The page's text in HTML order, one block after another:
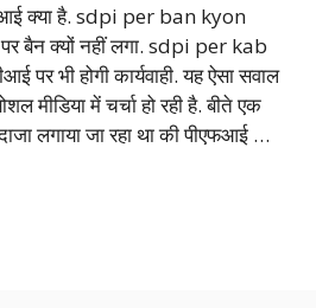
क्या है. sdpi per ban kyon
बैन क्यों नहीं लगा. sdpi per kab
भी होगी कार्यवाही. यह ऐसा सवाल
मीडिया में चर्चा हो रही है. बीते एक
लगाया जा रहा था की पीएफआई …